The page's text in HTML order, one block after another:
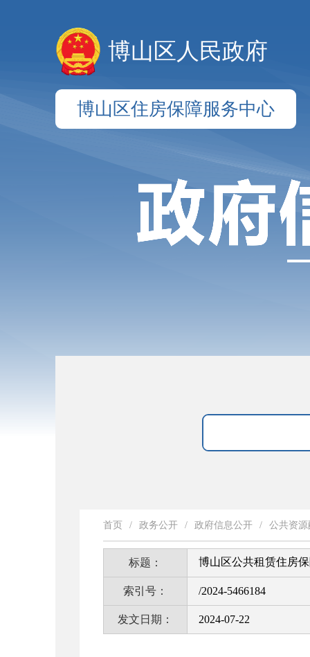
博山区人民政府
博山区住房保障服务中心
首页 / 政务公开 / 政府信息公开 / 公共资源
标题： 博山区公共租赁住房
索引号： /2024-5466184
发文日期： 2024-07-22